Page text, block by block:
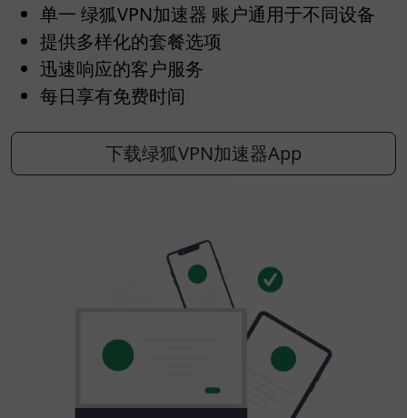
单一 绿狐VPN加速器 账户通用于不同设备
提供多样化的套餐选项
迅速响应的客户服务
每日享有免费时间
下载绿狐VPN加速器App